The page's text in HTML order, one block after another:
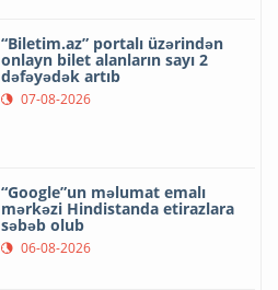
“Biletim.az” portalı üzərindən
onlayn bilet alanların sayı 2
dəfəyədək artıb
07-08-2026
“Google”un məlumat emalı
mərkəzi Hindistanda etirazlara
səbəb olub
06-08-2026